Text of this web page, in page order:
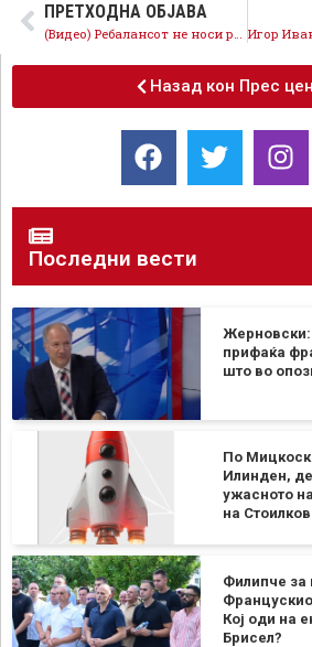
ПРЕТХОДНА ОБЈАВА
Назад кон Прес
Последни вести
Жерновски:
прифаќа
што во
По
Илинден,
ужасното
на
Филипче за
Кој оди на
Брисел?